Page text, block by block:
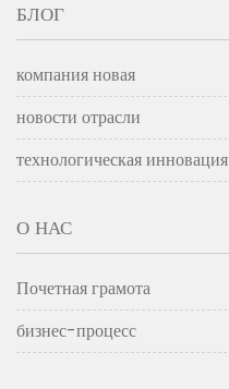
БЛОГ
компания новая
новости отрасли
технологическая инновация
О НАС
Почетная грамота
бизнес-процесс